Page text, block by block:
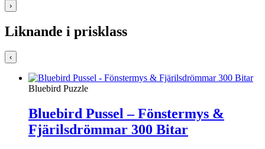
›
Liknande i prisklass
‹
Bluebird Puzzle
Bluebird Pussel – Fönstermys &
Fjärilsdrömmar 300 Bitar